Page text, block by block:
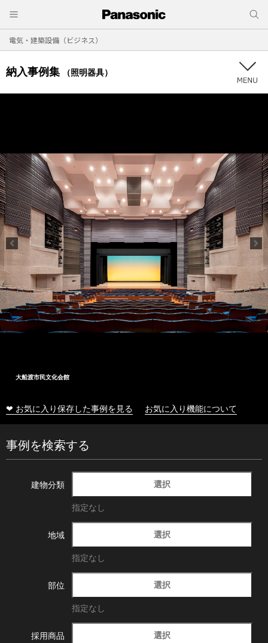
電気・建築設備（ビジネス）
納入事例集 （照明器具）
大船渡市民文化会館
❤ お気に入り保存した事例を見る お気に入り機能について
事例を検索する
建物分類 選択
指定なし
地域 選択
指定なし
部位 選択
指定なし
採用商品 選択